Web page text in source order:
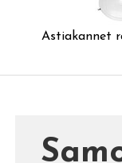
Astiakannet